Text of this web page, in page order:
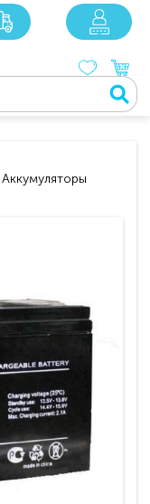
Аккумуляторы
xxx